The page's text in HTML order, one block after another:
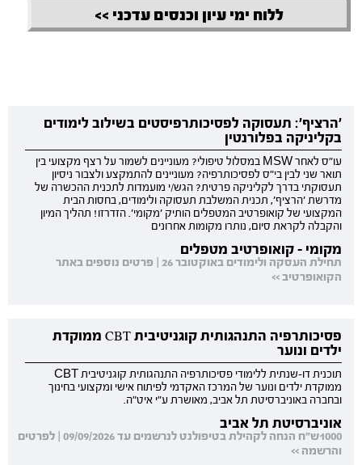
ללוח ימי עיון וכנסים עדכני >>
'הרציף': תעסוקה לפסיכותרפיסטים בשילוב לימודים
בקליניקה בפלורנטין
עו"ס לאחר MSW במסלול טיפולי? מעוניינים לשמור על רצף מקצועי בין
תואר שני לבין בי"ס לפסיכותרפיה? מעוניינים להתמקצע ולצבור ניסיון
תעסוקתי בדרך לקליניקה פרטית? הגש/י מועמדות לתכנית ההכשרה של
מדרשת 'הרציף', תכנית המשלבת תעסוקה ולימודים, בחסות הבית
המקצועי של קואופרטיב המטפלים הותיק 'מקומי'. הזדרזו! תהליך המיון
והקבלה לקראת סיום, נותרו מקומות אחרונים
מקומי - קואופרטיב מטפלים
תחילת העסקה ולימודים באוקטובר 26 | פרטים נוספים באתר
הקואופרטיב >>
פסיכותרפיה התנהגותית קוגניטיבית CBT ממוקדת
ילדים ונוער
תוכנית דו-שנתית ללימודי פסיכותרפיה התנהגותית קוגניטיבית CBT
ממוקדת ילדים ונוער של המרכז האקדמי לפיתוח אישי ומקצועי בחינוך
ובחברה באוניברסיטת תל אביב, מאושרת ע"י איט"ה.
אוניברסיטת תל אביב
1000ש"ח הנחה לקהילת בטיפולנט לנרשמים עד 09/09/2026 | לפרטים
והרשמה >>